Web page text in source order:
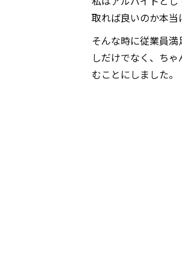
取れば良いのか本当
そんな時に従業員
しだけでなく、ち
むことにしました。